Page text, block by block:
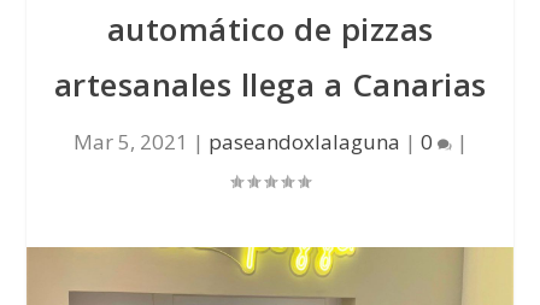
automático de pizzas
artesanales llega a Canarias
Mar 5, 2021 | paseandoxlalaguna | 0 |